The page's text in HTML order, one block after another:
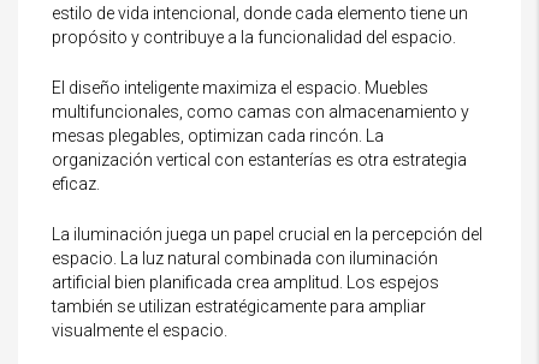
estilo de vida intencional, donde cada elemento tiene un
propósito y contribuye a la funcionalidad del espacio.
El diseño inteligente maximiza el espacio. Muebles
multifuncionales, como camas con almacenamiento y
mesas plegables, optimizan cada rincón. La
organización vertical con estanterías es otra estrategia
eficaz.
La iluminación juega un papel crucial en la percepción del
espacio. La luz natural combinada con iluminación
artificial bien planificada crea amplitud. Los espejos
también se utilizan estratégicamente para ampliar
visualmente el espacio.